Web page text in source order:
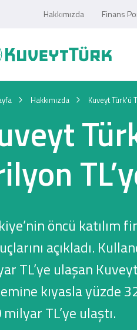
Hakkımızda Finans
Kart
Hakkımızda Kuveyt Türk'ü
öncü katılım
açıkladı.
TL’ye ulaşan
kıyasla yüzde
TL’ye ulaştı.